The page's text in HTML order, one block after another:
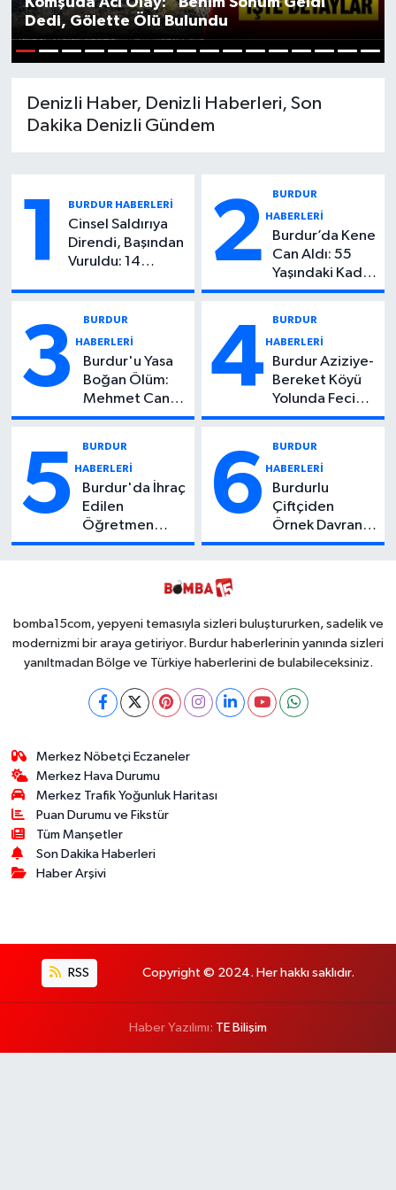
Dedi, Gölette Ölü Bulundu
Denizli Haber, Denizli Haberleri, Son
Dakika Denizli Gündem
1 BURDUR HABERLERİ
Cinsel Saldırıya
Direndi, Başından
Vuruldu: 14
Haber!
2 BURDUR
HABERLERİ
Burdur’da Kene
Can Aldı: 55
Yaşındaki Kadın
Hayatını
3 BURDUR
HABERLERİ
Burdur'u Yasa
Boğan Ölüm:
Mehmet Can
Atıcı Genç
Yitirdi
4 BURDUR
HABERLERİ
Burdur Aziziye-
Bereket Köyü
Yolunda Feci
Kaza: 1 Ölü, 2
5 BURDUR
HABERLERİ
Burdur'da İhraç
Edilen
Öğretmen
Zehir Taciri
Geçirildi!
6 BURDUR
HABERLERİ
Burdurlu
Çiftçiden
Örnek Davranış:
Ziyan Olmasın
Toplayabilecek
bomba15com, yepyeni temasıyla sizleri buluştururken, sadelik ve
modernizmi bir araya getiriyor. Burdur haberlerinin yanında sizleri
yanıltmadan Bölge ve Türkiye haberlerini de bulabileceksiniz.
Merkez Nöbetçi Eczaneler
Merkez Hava Durumu
Merkez Trafik Yoğunluk Haritası
Puan Durumu ve Fikstür
Tüm Manşetler
Son Dakika Haberleri
Haber Arşivi
RSS Copyright © 2024. Her hakkı saklıdır.
Haber Yazılımı: TE Bilişim
Siyasetçi
Tebrik